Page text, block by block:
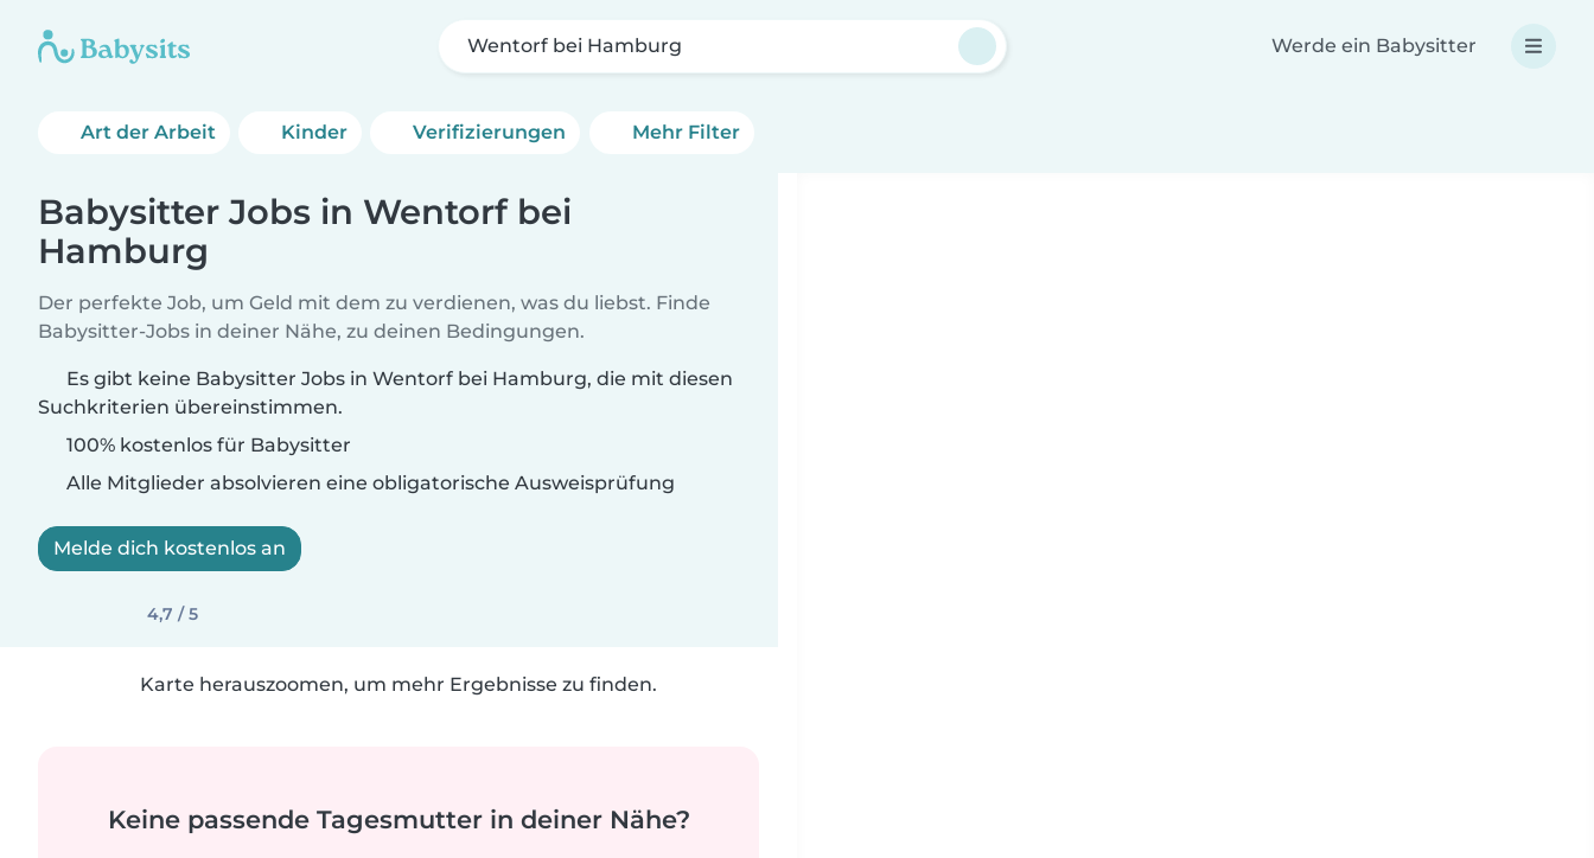
Wentorf bei Hamburg Werde ein Babysitter
Art der Arbeit Kinder Verifizierungen Mehr Filter
Babysitter Jobs in Wentorf bei
Hamburg
Der perfekte Job, um Geld mit dem zu verdienen, was du liebst. Finde
Babysitter-Jobs in deiner Nähe, zu deinen Bedingungen.
Es gibt keine Babysitter Jobs in Wentorf bei Hamburg, die mit diesen
Suchkriterien übereinstimmen.
100% kostenlos für Babysitter
Alle Mitglieder absolvieren eine obligatorische Ausweisprüfung
Melde dich kostenlos an
4,7 / 5
Karte herauszoomen, um mehr Ergebnisse zu finden.
Keine passende Tagesmutter in deiner Nähe?